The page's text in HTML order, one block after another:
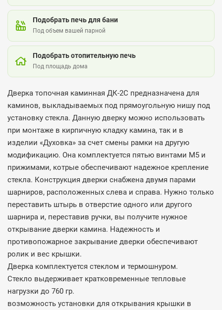
Подобрать печь для бани
Под объем вашей парной
Подобрать отопительную печь
Под площадь дома
Дверка топочная каминная ДК-2С предназначена для
каминов, выкладываемых под прямоугольную нишу под
установку стекла. Данную дверку можно использовать
при монтаже в кирпичную кладку камина, так и в
изделии «Духовка» за счет смены рамки на другую
модификацию. Она комплектуется пятью винтами М5 и
прижимами, котрые обеспечивают надежное крепление
стекла. Конструкция дверки снабжена двумя парами
шарниров, расположенных слева и справа. Нужно только
переставить штырь в отверстие одного или другого
шарнира и, переставив ручки, вы получите нужное
открывание дверки камина. Надежность и
противопожарное закрывание дверки обеспечивают
ролик и вес крышки.
Дверка комплектуется стеклом и термошнуром.
Стекло выдерживает кратковременные тепловые
нагрузки до 760 гр.
возможность установки для открывания крышки в